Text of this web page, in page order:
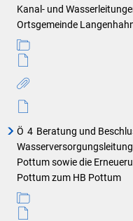
Kanal- und
Ortsgemeinde
Ö 4 Beratung und
Pottum sowie die
Pottum zum HB Pottum